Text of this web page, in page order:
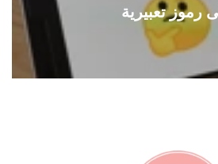
رموز تعبيرية